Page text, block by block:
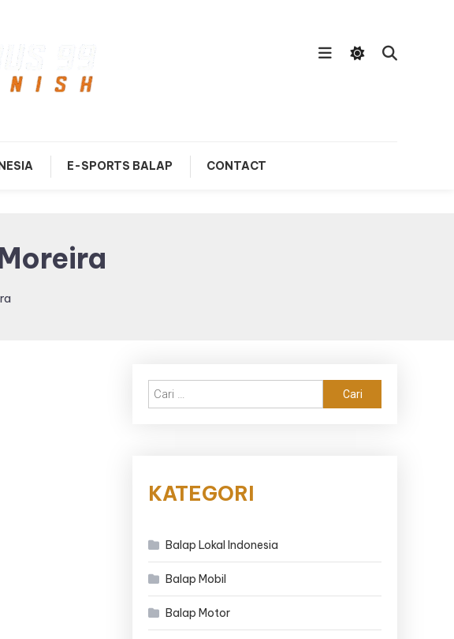
E-SPORTS BALAP CONTACT
Cari
untuk:
KATEGORI
Balap Lokal Indonesia
Balap Mobil
Balap Motor